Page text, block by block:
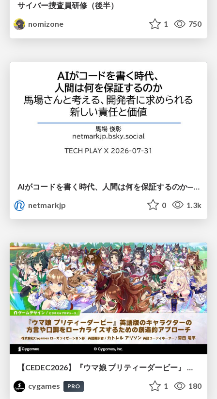
サイバー捜査員研修（後半）
nomizone
1 750
netmarkjp
0 1.3k
【CEDEC2026】『ウマ娘 プリティーダービー』 英語版のキャラクターの方言や口調をローカライズするための創造的アプローチ
cygames
PRO 1 180